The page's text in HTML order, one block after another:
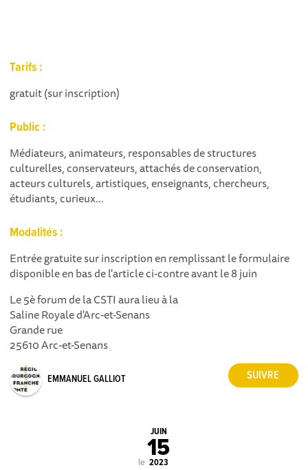
Tarifs :
gratuit (sur inscription)
Public :
Médiateurs, animateurs, responsables de structures
culturelles, conservateurs, attachés de conservation,
acteurs culturels, artistiques, enseignants, chercheurs,
étudiants, curieux...
Modalités :
Entrée gratuite sur inscription en remplissant le formulaire
disponible en bas de l'article ci-contre avant le 8 juin
Le 5è forum de la CSTI aura lieu à la
Saline Royale d'Arc-et-Senans
Grande rue
25610 Arc-et-Senans
EMMANUEL GALLIOT
le
JUIN
15
2023